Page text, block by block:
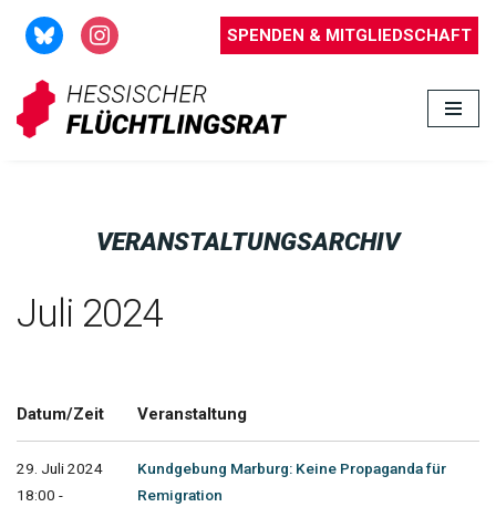
Zum
Inhalt
springen
SPENDEN & MITGLIEDSCHAFT
VERANSTALTUNGSARCHIV
Juli 2024
Datum/Zeit Veranstaltung
29. Juli 2024
18:00 -
Kundgebung Marburg: Keine Propaganda für
Remigration